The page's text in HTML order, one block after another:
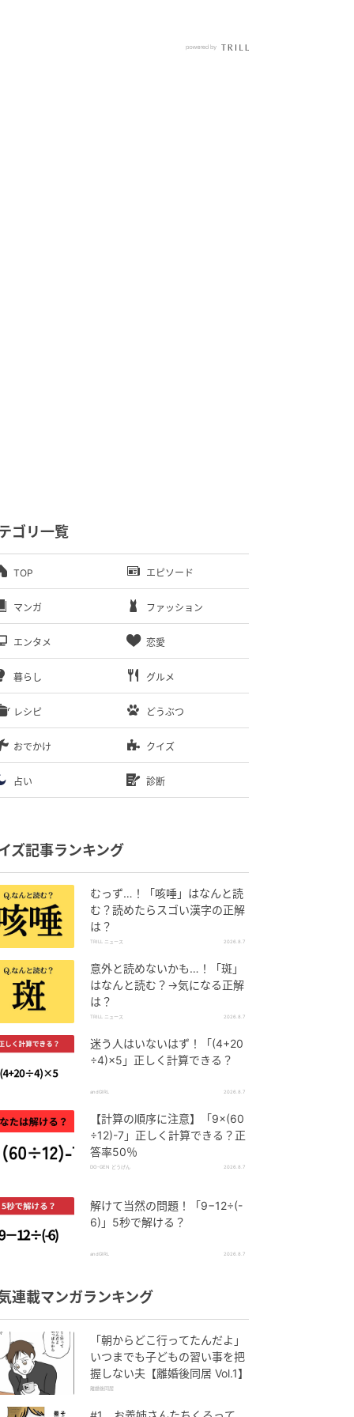
ゴリ一覧
TOP エピソード
マンガ ファッション
エンタメ 恋愛
暮らし グルメ
レシピ どうぶつ
おでかけ クイズ
占い 診断
ズ記事ランキング
むっず…！「咳唾」はなんと読
む？読めたらスゴい漢字の正解
は？
TRILL ニュース 2026.8.7
意外と読めないかも…！「斑」
はなんと読む？→気になる正解
は？
TRILL ニュース 2026.8.7
迷う人はいないはず！「(4+20
÷4)×5」正しく計算できる？
andGIRL 2026.8.7
【計算の順序に注意】「9×(60
÷12)-7」正しく計算できる？正
答率50％
DO-GEN どうげん 2026.8.7
解けて当然の問題！「9−12÷(-
6)」5秒で解ける？
andGIRL 2026.8.7
連載マンガランキング
「朝からどこ行ってたんだよ」
いつまでも子どもの習い事を把
握しない夫【離婚後同居 Vol.1】
離婚後同居